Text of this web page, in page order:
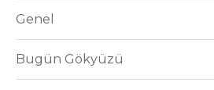
Genel
Bugün Gökyüzü